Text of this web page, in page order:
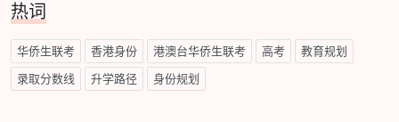
热词
华侨生联考 香港身份 港澳台华侨生联考 高考 教育规划
录取分数线 升学路径 身份规划